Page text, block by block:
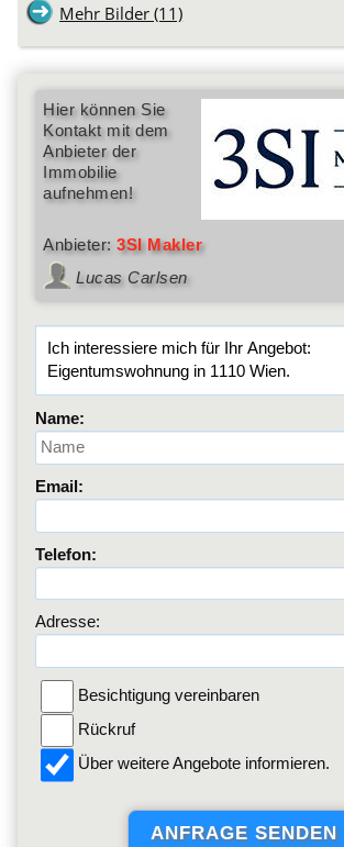
Mehr Bilder (11)
Hier können Sie
Kontakt mit dem
Anbieter der
Immobilie
aufnehmen!
Anbieter:3SI Makler
Lucas Carlsen
Name:
Email:
Telefon:
Adresse:
Besichtigung vereinbaren
Rückruf
Über weitere Angebote informieren.